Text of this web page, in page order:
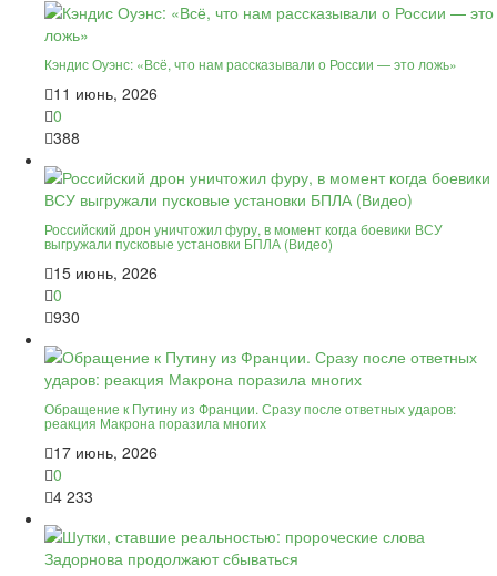
Кэндис Оуэнс: «Всё, что нам рассказывали о России — это ложь»
11 июнь, 2026
0
388
Российский дрон уничтожил фуру, в момент когда боевики ВСУ
выгружали пусковые установки БПЛА (Видео)
15 июнь, 2026
0
930
Обращение к Путину из Франции. Сразу после ответных ударов:
реакция Макрона поразила многих
17 июнь, 2026
0
4 233